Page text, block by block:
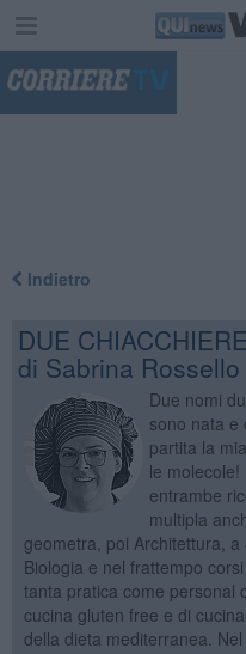
Indietro
DUE
di Sabrina Rossello
Due nomi
sono nata e
partita la
le
entrambe
multipla
geometra, poi Architettura,
Biologia e nel frattempo
tanta pratica come personal
cucina gluten free e di
della dieta mediterranea.